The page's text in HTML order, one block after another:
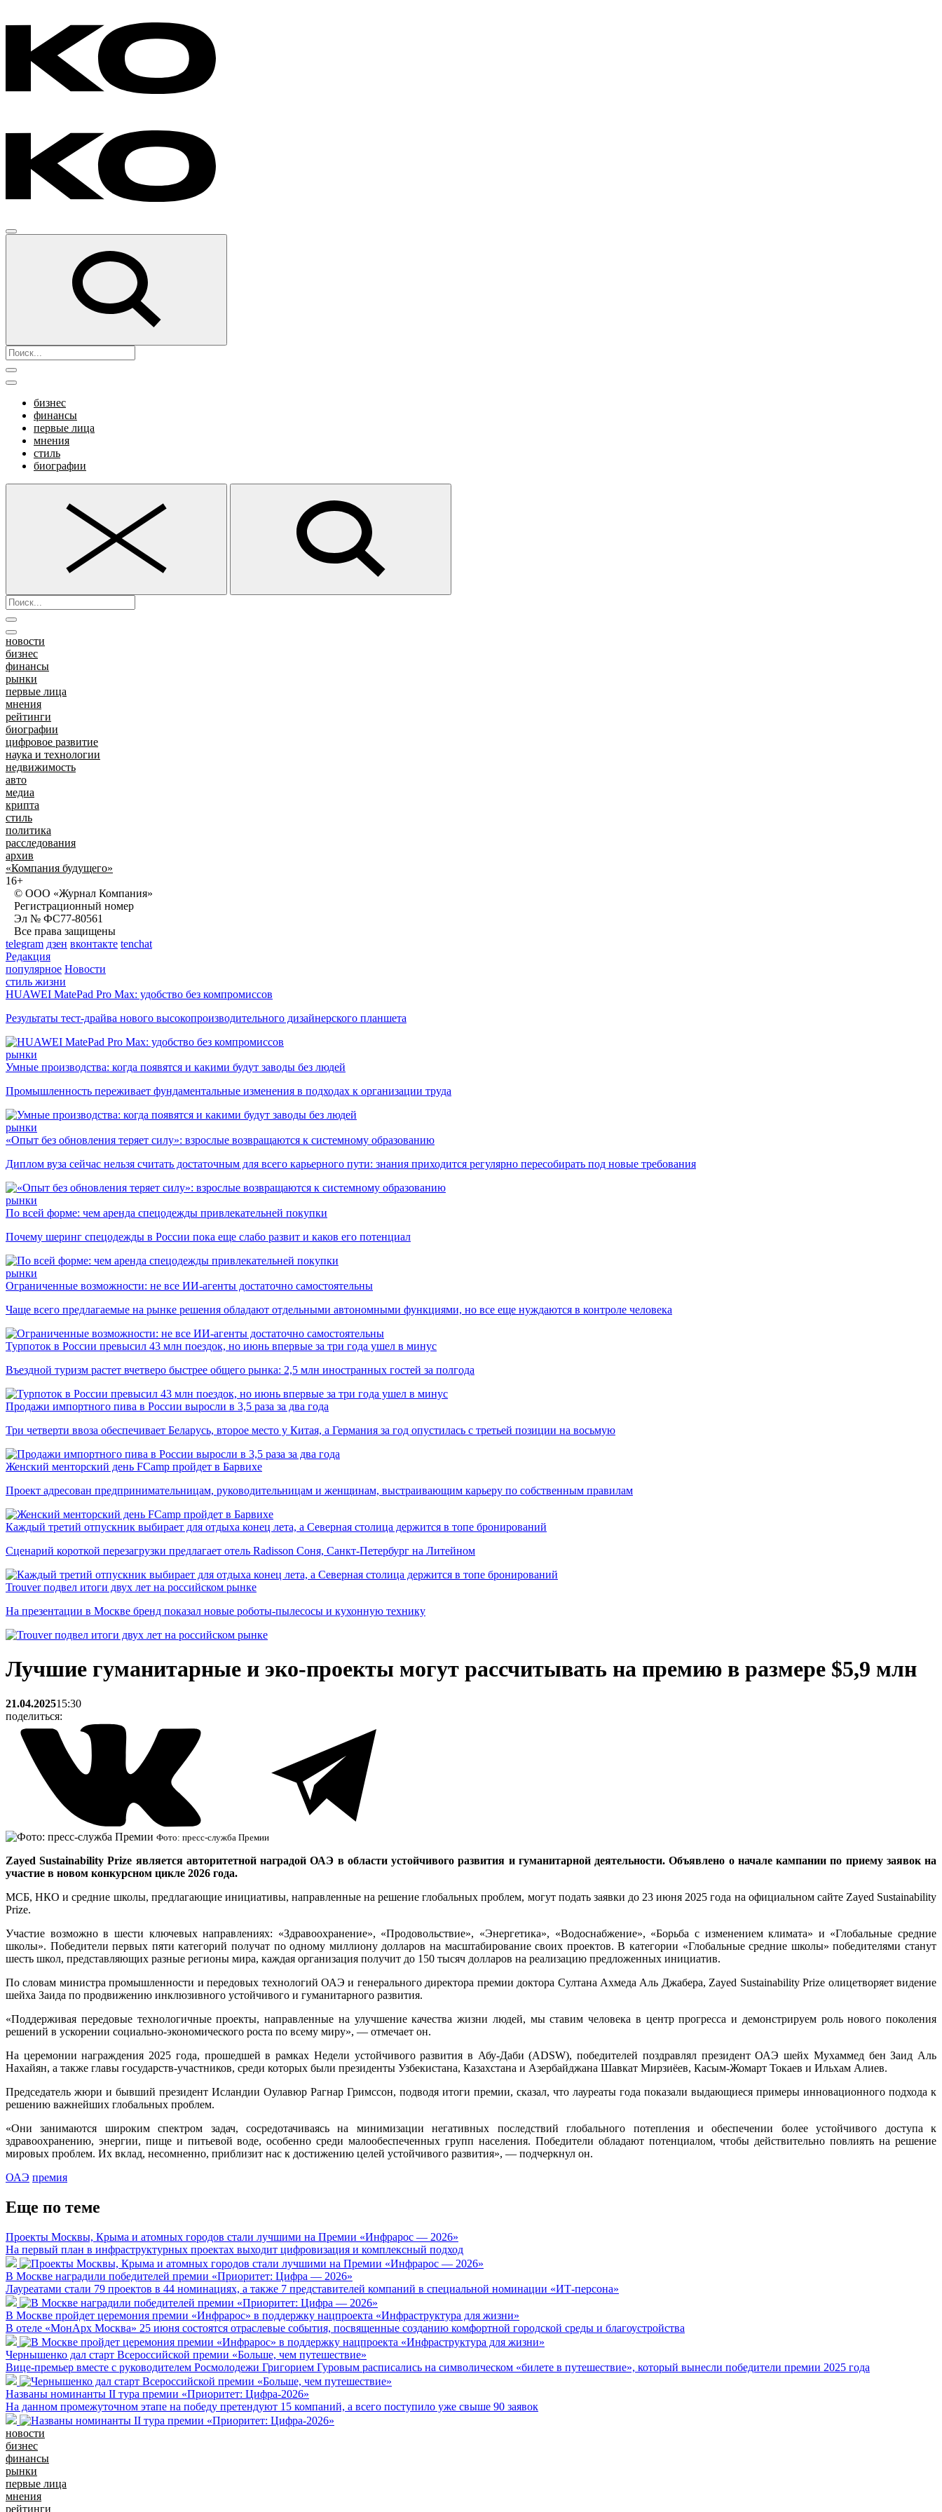
бизнес
финансы
первые лица
мнения
стиль
биографии
новости
бизнес
финансы
рынки
первые лица
мнения
рейтинги
биографии
цифровое развитие
наука и технологии
недвижимость
авто
медиа
крипта
стиль
политика
расследования
архив
«Компания будущего»
16+
© ООО «Журнал Компания»
Регистрационный номер
Эл № ФС77-80561
Все права защищены
telegram дзен вконтакте tenchat
Редакция
популярное Новости
стиль жизни
HUAWEI MatePad Pro Max: удобство без компромиссов
Результаты тест-драйва нового высокопроизводительного дизайнерского планшета
рынки
Умные производства: когда появятся и какими будут заводы без людей
Промышленность переживает фундаментальные изменения в подходах к организации труда
рынки
«Опыт без обновления теряет силу»: взрослые возвращаются к системному образованию
Диплом вуза сейчас нельзя считать достаточным для всего карьерного пути: знания приходится регулярно пересобирать под новые требования
рынки
По всей форме: чем аренда спецодежды привлекательней покупки
Почему шеринг спецодежды в России пока еще слабо развит и каков его потенциал
рынки
Ограниченные возможности: не все ИИ-агенты достаточно самостоятельны
Чаще всего предлагаемые на рынке решения обладают отдельными автономными функциями, но все еще нуждаются в контроле человека
Турпоток в России превысил 43 млн поездок, но июнь впервые за три года ушел в минус
Въездной туризм растет вчетверо быстрее общего рынка: 2,5 млн иностранных гостей за полгода
Продажи импортного пива в России выросли в 3,5 раза за два года
Три четверти ввоза обеспечивает Беларусь, второе место у Китая, а Германия за год опустилась с третьей позиции на восьмую
Женский менторский день FCamp пройдет в Барвихе
Проект адресован предпринимательницам, руководительницам и женщинам, выстраивающим карьеру по собственным правилам
Каждый третий отпускник выбирает для отдыха конец лета, а Северная столица держится в топе бронирований
Сценарий короткой перезагрузки предлагает отель Radisson Соня, Санкт-Петербург на Литейном
Trouver подвел итоги двух лет на российском рынке
На презентации в Москве бренд показал новые роботы-пылесосы и кухонную технику
Лучшие гуманитарные и эко-проекты могут рассчитывать на премию в размере $5,9 млн
21.04.202515:30
поделиться:
Фото: пресс-служба Премии
Zayed Sustainability Prize является авторитетной наградой ОАЭ в области устойчивого развития и гуманитарной деятельности. Объявлено о начале кампании по приему заявок на
участие в новом конкурсном цикле 2026 года.
МСБ, НКО и средние школы, предлагающие инициативы, направленные на решение глобальных проблем, могут подать заявки до 23 июня 2025 года на официальном сайте Zayed Sustainability
Prize.
Участие возможно в шести ключевых направлениях: «Здравоохранение», «Продовольствие», «Энергетика», «Водоснабжение», «Борьба с изменением климата» и «Глобальные средние
школы». Победители первых пяти категорий получат по одному миллиону долларов на масштабирование своих проектов. В категории «Глобальные средние школы» победителями станут
шесть школ, представляющих разные регионы мира, каждая организация получит до 150 тысяч долларов на реализацию предложенных инициатив.
По словам министра промышленности и передовых технологий ОАЭ и генерального директора премии доктора Султана Ахмеда Аль Джабера, Zayed Sustainability Prize олицетворяет видение
шейха Заида по продвижению инклюзивного устойчивого и гуманитарного развития.
«Поддерживая передовые технологичные проекты, направленные на улучшение качества жизни людей, мы ставим человека в центр прогресса и демонстрируем роль нового поколения
решений в ускорении социально-экономического роста по всему миру», — отмечает он.
На церемонии награждения 2025 года, прошедшей в рамках Недели устойчивого развития в Абу-Даби (ADSW), победителей поздравлял президент ОАЭ шейх Мухаммед бен Заид Аль
Нахайян, а также главы государств-участников, среди которых были президенты Узбекистана, Казахстана и Азербайджана Шавкат Мирзиёев, Касым-Жомарт Токаев и Ильхам Алиев.
Председатель жюри и бывший президент Исландии Оулавюр Рагнар Гримссон, подводя итоги премии, сказал, что лауреаты года показали выдающиеся примеры инновационного подхода к
решению важнейших глобальных проблем.
«Они занимаются широким спектром задач, сосредотачиваясь на минимизации негативных последствий глобального потепления и обеспечении более устойчивого доступа к
здравоохранению, энергии, пище и питьевой воде, особенно среди малообеспеченных групп населения. Победители обладают потенциалом, чтобы действительно повлиять на решение
мировых проблем. Их вклад, несомненно, приблизит нас к достижению целей устойчивого развития», — подчеркнул он.
ОАЭ премия
Еще по теме
Проекты Москвы, Крыма и атомных городов стали лучшими на Премии «Инфрарос — 2026»
На первый план в инфраструктурных проектах выходит цифровизация и комплексный подход
В Москве наградили победителей премии «Приоритет: Цифра — 2026»
Лауреатами стали 79 проектов в 44 номинациях, а также 7 представителей компаний в специальной номинации «ИТ-персона»
В Москве пройдет церемония премии «Инфрарос» в поддержку нацпроекта «Инфраструктура для жизни»
В отеле «МонАрх Москва» 25 июня состоятся отраслевые события, посвященные созданию комфортной городской среды и благоустройства
Чернышенко дал старт Всероссийской премии «Больше, чем путешествие»
Вице-премьер вместе с руководителем Росмолодежи Григорием Гуровым расписались на символическом «билете в путешествие», который вынесли победители премии 2025 года
Названы номинанты II тура премии «Приоритет: Цифра-2026»
На данном промежуточном этапе на победу претендуют 15 компаний, а всего поступило уже свыше 90 заявок
новости
бизнес
финансы
рынки
первые лица
мнения
рейтинги